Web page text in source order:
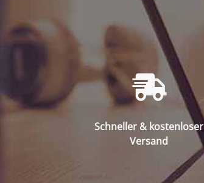
Schneller & kostenloser
Versand